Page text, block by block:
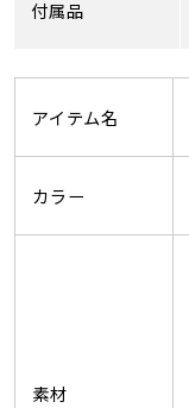
付属品
アイテム名
カラー
素材